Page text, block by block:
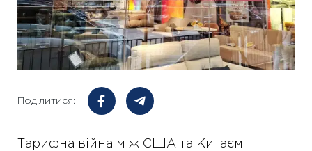
Поділитися:
Тарифна війна між США та Китаєм